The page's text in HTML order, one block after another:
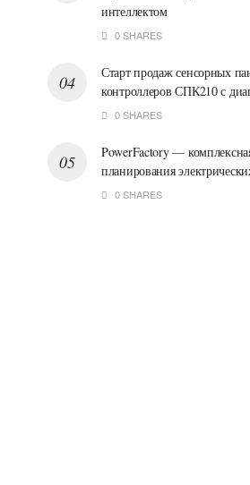
интеллектом
0 SHARES
Старт продаж сенсорных
контроллеров СПК210 с
0 SHARES
PowerFactory —
планирования
0 SHARES